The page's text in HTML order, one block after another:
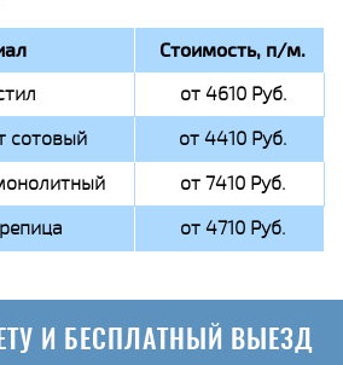
Стоимость, п/м.
от 4610 Руб.
сотовый
от 4410 Руб.
от 7410 Руб.
от 4710 Руб.
И БЕСПЛАТНЫЙ ВЫЕЗД